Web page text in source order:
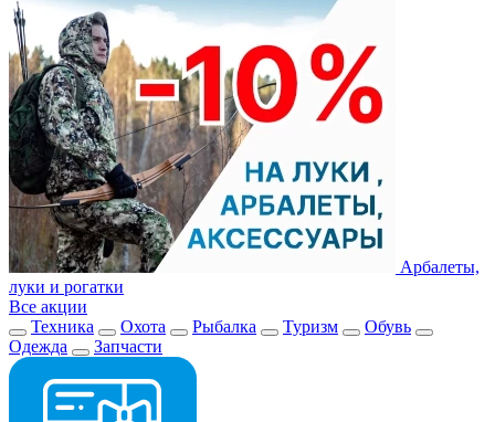
Арбалеты,
луки и рогатки
Все акции
Техника
Охота Рыбалка Туризм
Обувь
Одежда
Запчасти